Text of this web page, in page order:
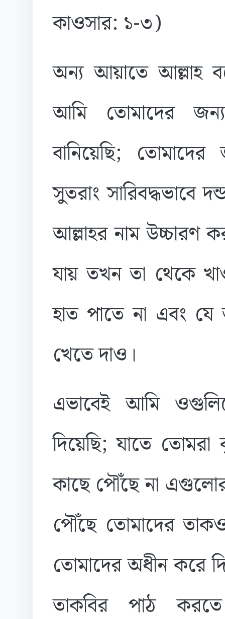
কাওসার: ১-৩)
অন্য আয়াতে আল্লাহ
আমি তোমাদের
বানিয়েছি;
সুতরাং সারিবদ্ধভাবে
আল্লাহর নাম
যায় তখন তা থেকে
হাত পাতে না এবং যে
খেতে দাও।
এভাবেই আমি
দিয়েছি; যাতে
কাছে পৌঁছে না
পৌঁছে তোমাদের
তোমাদের অধীন করে
তাকবির পাঠ